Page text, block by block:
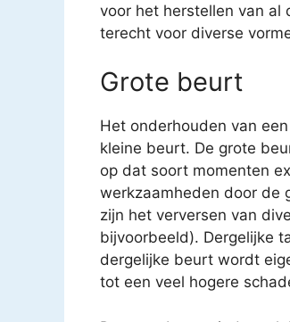
voor het herstellen van al
terecht voor diverse
Grote beurt
Het onderhouden van
kleine beurt. De grote
op dat soort momenten
werkzaamheden door de
zijn het verversen van
bijvoorbeeld). Dergelijke
dergelijke beurt wordt
tot een veel hogere